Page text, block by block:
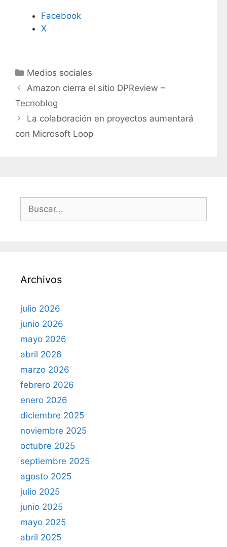
Facebook
X
C
a
e
g
o
Medios sociales
Amazon cierra el sitio DPReview –
Tecnoblog
La colaboración en proyectos aumentará
con Microsoft Loop
:
Archivos
julio 2026
junio 2026
mayo 2026
abril 2026
marzo 2026
febrero 2026
enero 2026
diciembre 2025
noviembre 2025
octubre 2025
septiembre 2025
agosto 2025
julio 2025
junio 2025
mayo 2025
abril 2025